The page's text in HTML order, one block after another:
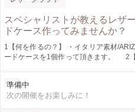
スペシャリストが教えるレザ
ドケース作ってみませんか？
1【何を作るの？】 ・イタリア素材/ARIZONA(ｱﾘｿﾞﾅ)を内側に贅沢に使用したカ
ードケースを1個作って頂きます。 2【どうやって？】 ①表革とステッチを実
④最後に糸の始末をしてカードケース
３【作品の出来上がりサイズ】 ・閉じた状態：縦 約8cm 横 約11cm 厚み 約
準備中
次の開催をお楽しみに！